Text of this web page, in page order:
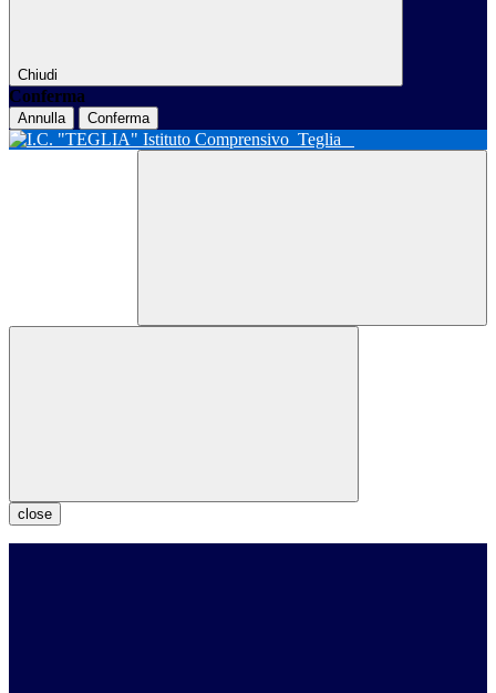
Chiudi
Conferma
Annulla Conferma
Istituto Comprensivo Teglia
close